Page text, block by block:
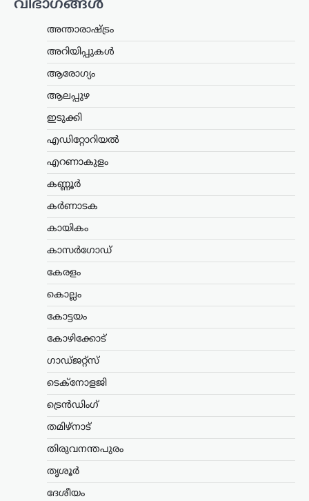
വിഭാഗങ്ങൾ
അന്താരാഷ്ട്രം
അറിയിപ്പുകൾ
ആരോഗ്യം
ആലപ്പുഴ
ഇടുക്കി
എഡിറ്റോറിയൽ
എറണാകുളം
കണ്ണൂർ
കർണാടക
കായികം
കാസർഗോഡ്
കേരളം
കൊല്ലം
കോട്ടയം
കോഴിക്കോട്
ഗാഡ്ജറ്റ്സ്
ടെക്നോളജി
ട്രെൻഡിംഗ്
തമിഴ്നാട്
തിരുവനന്തപുരം
തൃശൂർ
ദേശീയം
‘ക്വിറ്റ് ഇന്ത്യ’ ആഹ്വാനം
സ്വാതന്ത്ര്യസമരത്തിന്
പകർന്നു: പ്രധാനമന്ത്രി
ചരിത്രപ്രസിദ്ധമായ ക്വിറ്റ് ഇന്ത്യാ
പ്രസ്ഥാനത്തിന്റെ വാർഷിക ദിനത്തിൽ
സ്വാതന്ത്ര്യസമര സേനാനികൾക്ക്
നരേന്ദ്ര മോദി. രാജ്യത്തിന്റെ
ധൈര്യവും ത്യാഗവും വരും
ട്രെൻഡിംഗ്,ദേശീയം,രാഷ്ട്രീയം
മന്ത്രിസ്ഥാനം രാജിവെച്ചത്
നിർബന്ധമല്ല: ധർമേന്ദ്ര
പ്രധാൻ
ഡൽഹിയിലെ വിദ്യാർത്ഥി സമരത്തെ
തുടർന്ന് കേന്ദ്ര വിദ്യാഭ്യാസമന്ത്രി സ്ഥാനം
ധർമ്മേന്ദ്ര പ്രധാൻ. രാജി പ്രഖ്യാപിച്ച് രണ്ട്
ആഴ്ചകൾക്ക് ശേഷമാണ് അദ്ദേഹം
വിഷയത്തിൽ…